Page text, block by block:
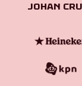
Johan